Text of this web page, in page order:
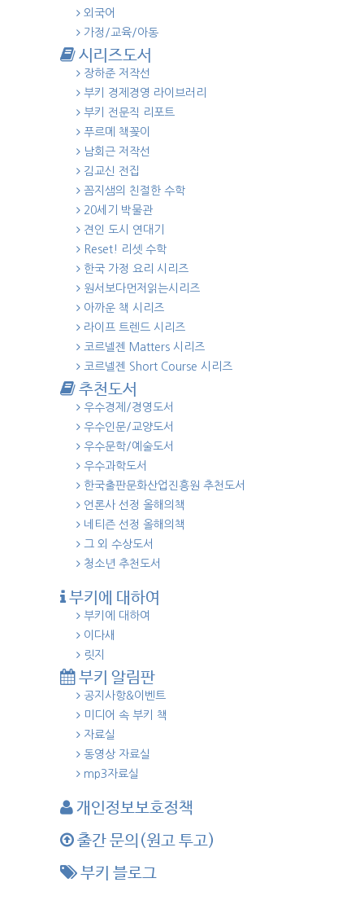
외국어
가정/교육/아동
시리즈도서
장하준 저작선
부키 경제경영 라이브러리
부키 전문직 리포트
푸르메 책꽂이
남회근 저작선
김교신 전집
꼼지샘의 친절한 수학
20세기 박물관
견인 도시 연대기
Reset! 리셋 수학
한국 가정 요리 시리즈
원서보다먼저읽는시리즈
아까운 책 시리즈
라이프 트렌드 시리즈
코르넬젠 Matters 시리즈
코르넬젠 Short Course 시리즈
추천도서
우수경제/경영도서
우수인문/교양도서
우수문학/예술도서
우수과학도서
한국출판문화산업진흥원 추천도서
언론사 선정 올해의책
네티즌 선정 올해의책
그 외 수상도서
청소년 추천도서
부키에 대하여
부키에 대하여
이다새
릿지
부키 알림판
공지사항&이벤트
미디어 속 부키 책
자료실
동영상 자료실
mp3자료실
개인정보보호정책
출간 문의(원고 투고)
부키 블로그